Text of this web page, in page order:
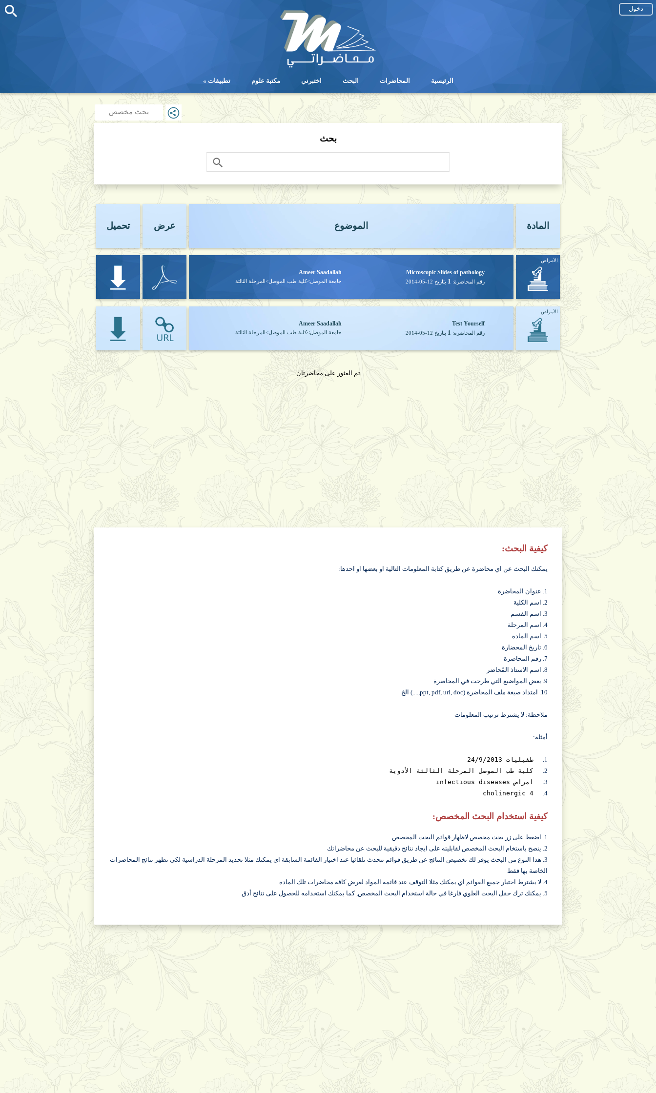
دخول اختبرني
الرئيسية المحاضرات البحث اختبرني مكتبة علوم تطبيقات
بحث مخصص
بحث
المادة الموضوع عرض تحميل
الأمراض
Microscopic Slides of pathology
رقم المحاضرة: 1 بتاريخ 2014-05-12
Ameer Saadallah
جامعة الموصل>كلية طب الموصل>المرحلة الثالثة
الأمراض
Test Yourself
رقم المحاضرة: 1 بتاريخ 2014-05-12
Ameer Saadallah
جامعة الموصل>كلية طب الموصل>المرحلة الثالثة
تم العثور على محاضرتان
كيفية البحث:
يمكنك البحث عن اي محاضرة عن طريق كتابة المعلومات التالية او بعضها او احدها:
1. عنوان المحاضرة
2. اسم الكلية
3. اسم القسم
4. اسم المرحلة
5. اسم المادة
6. تاريخ المحضارة
7. رقم المحاضرة
8. اسم الاستاذ المُحاضر
9. بعض المواضيع التي طرحت في المحاضرة
10. امتداد صيغة ملف المحاضرة (ppt, pdf, url, doc,....) الخ
ملاحظة: لا يشترط ترتيب المعلومات
أمثلة:
1.
طفيليات 24/9/2013
2.
كلية طب الموصل المرحلة الثالثة الأدوية
3.
امراض infectious diseases
4.
كيفية استخدام البحث المخصص:
1. اضغط على زر بحث مخصص لاظهار قوائم البحث المخصص
2. ينصح باستخام البحث المخصص لقابليته على ايجاد نتائج دقيقية للبحث عن محاضراتك
3. هذا النوع من البحث يوفر لك تخصيص النتائج عن طريق قوائم تتحدث تلقائيا عند اختيار القائمة السابقة اي يمكنك مثلا تحديد المرحلة الدراسية لكي تظهر نتائج المحاضرات
الخاصة بها فقط
4. لا يشترط اختيار جميع القوائم اي يمكنك مثلا التوقف عند قائمة المواد لعرض كافة محاضرات تلك المادة
5. يمكنك ترك حقل البحث العلوي فارغا في حالة استخدام البحث المخصص, كما يمكنك استخدامه للحصول على نتائج أدق